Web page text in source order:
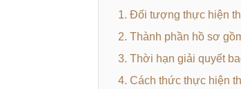
1. Đối tượng thực hiện
2. Thành phần hồ sơ
3. Thời hạn giải quyết
4. Cách thức thực hiện